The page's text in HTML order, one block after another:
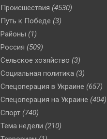
Происшествия (4530)
Путь к Победе (3)
Районы (1)
Россия (509)
Сельское хозяйство (3)
Социальная политика (3)
Спецоперация в Украине (657)
Спецоперация на Украине (404)
Спорт (740)
Тема недели (210)